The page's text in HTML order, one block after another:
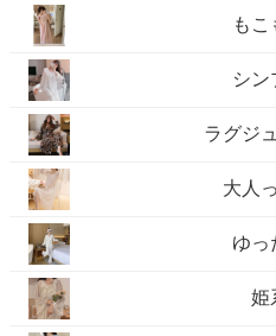
もこ
シン
ラグジ
大人
ゆっ
姫